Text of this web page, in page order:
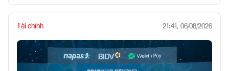
Tài chính 21:41, 06/08/2026